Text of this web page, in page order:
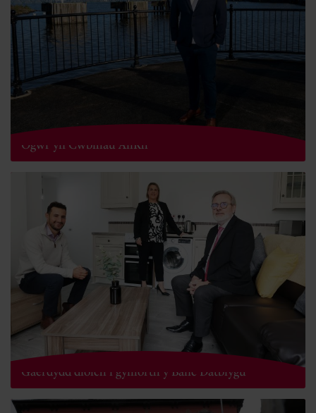
Integreiddiwr Technoleg Morol ym Mhen-Y-Bont Ar
Ogwr yn Cwblhau AllRh
Cwmni gofal yn cymryd camau cyntaf y tu allan i
Gaerdydd diolch i gymorth y Banc Datblygu